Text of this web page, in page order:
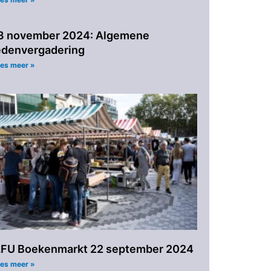
november 2024: Algemene
meer »
Boekenmarkt 22 september 2024
meer »